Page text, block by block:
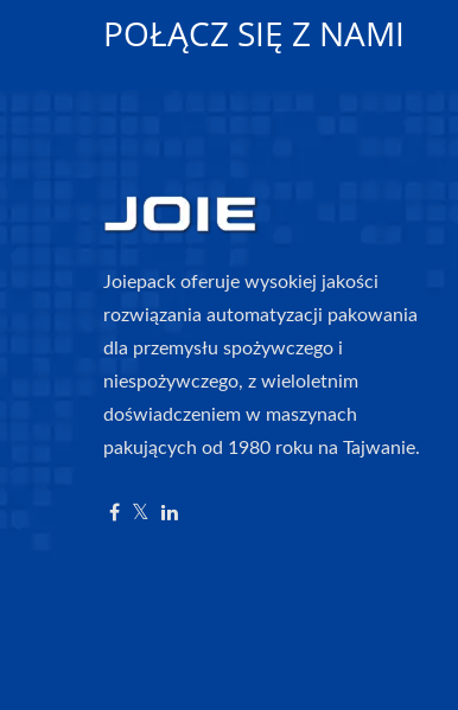
POŁĄCZ SIĘ Z NAMI
Joiepack oferuje wysokiej jakości
rozwiązania automatyzacji pakowania
dla przemysłu spożywczego i
niespożywczego, z wieloletnim
doświadczeniem w maszynach
pakujących od 1980 roku na Tajwanie.